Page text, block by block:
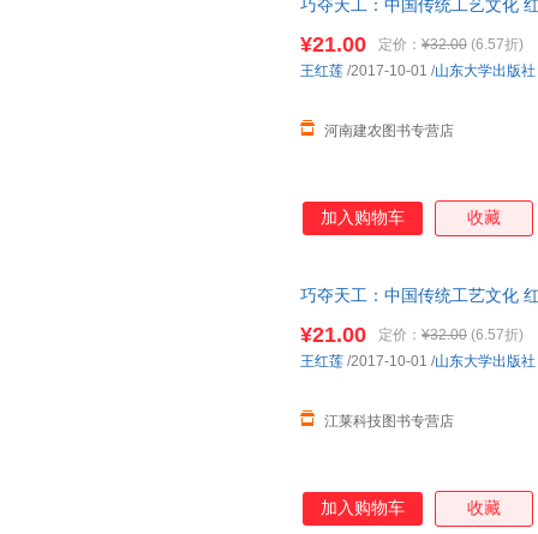
巧夺天工：中国传统工艺文化
¥21.00 定价： ¥32.00 (6.57折)
河南建农图书专营店
王红莲 /2017-10-01 /山东大学出版社
加入购物车 收藏
巧夺天工：中国传统工艺文化
¥21.00 定价： ¥32.00 (6.57折)
江莱科技图书专营店
王红莲 /2017-10-01 /山东大学出版社
加入购物车 收藏